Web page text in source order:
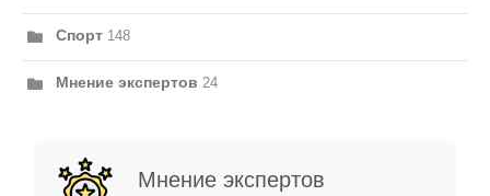
Спорт 148
Мнение экспертов 24
Мнение экспертов